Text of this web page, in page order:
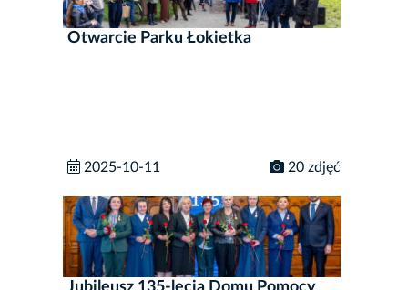
Otwarcie Parku Łokietka
2025-10-11 20 zdjęć